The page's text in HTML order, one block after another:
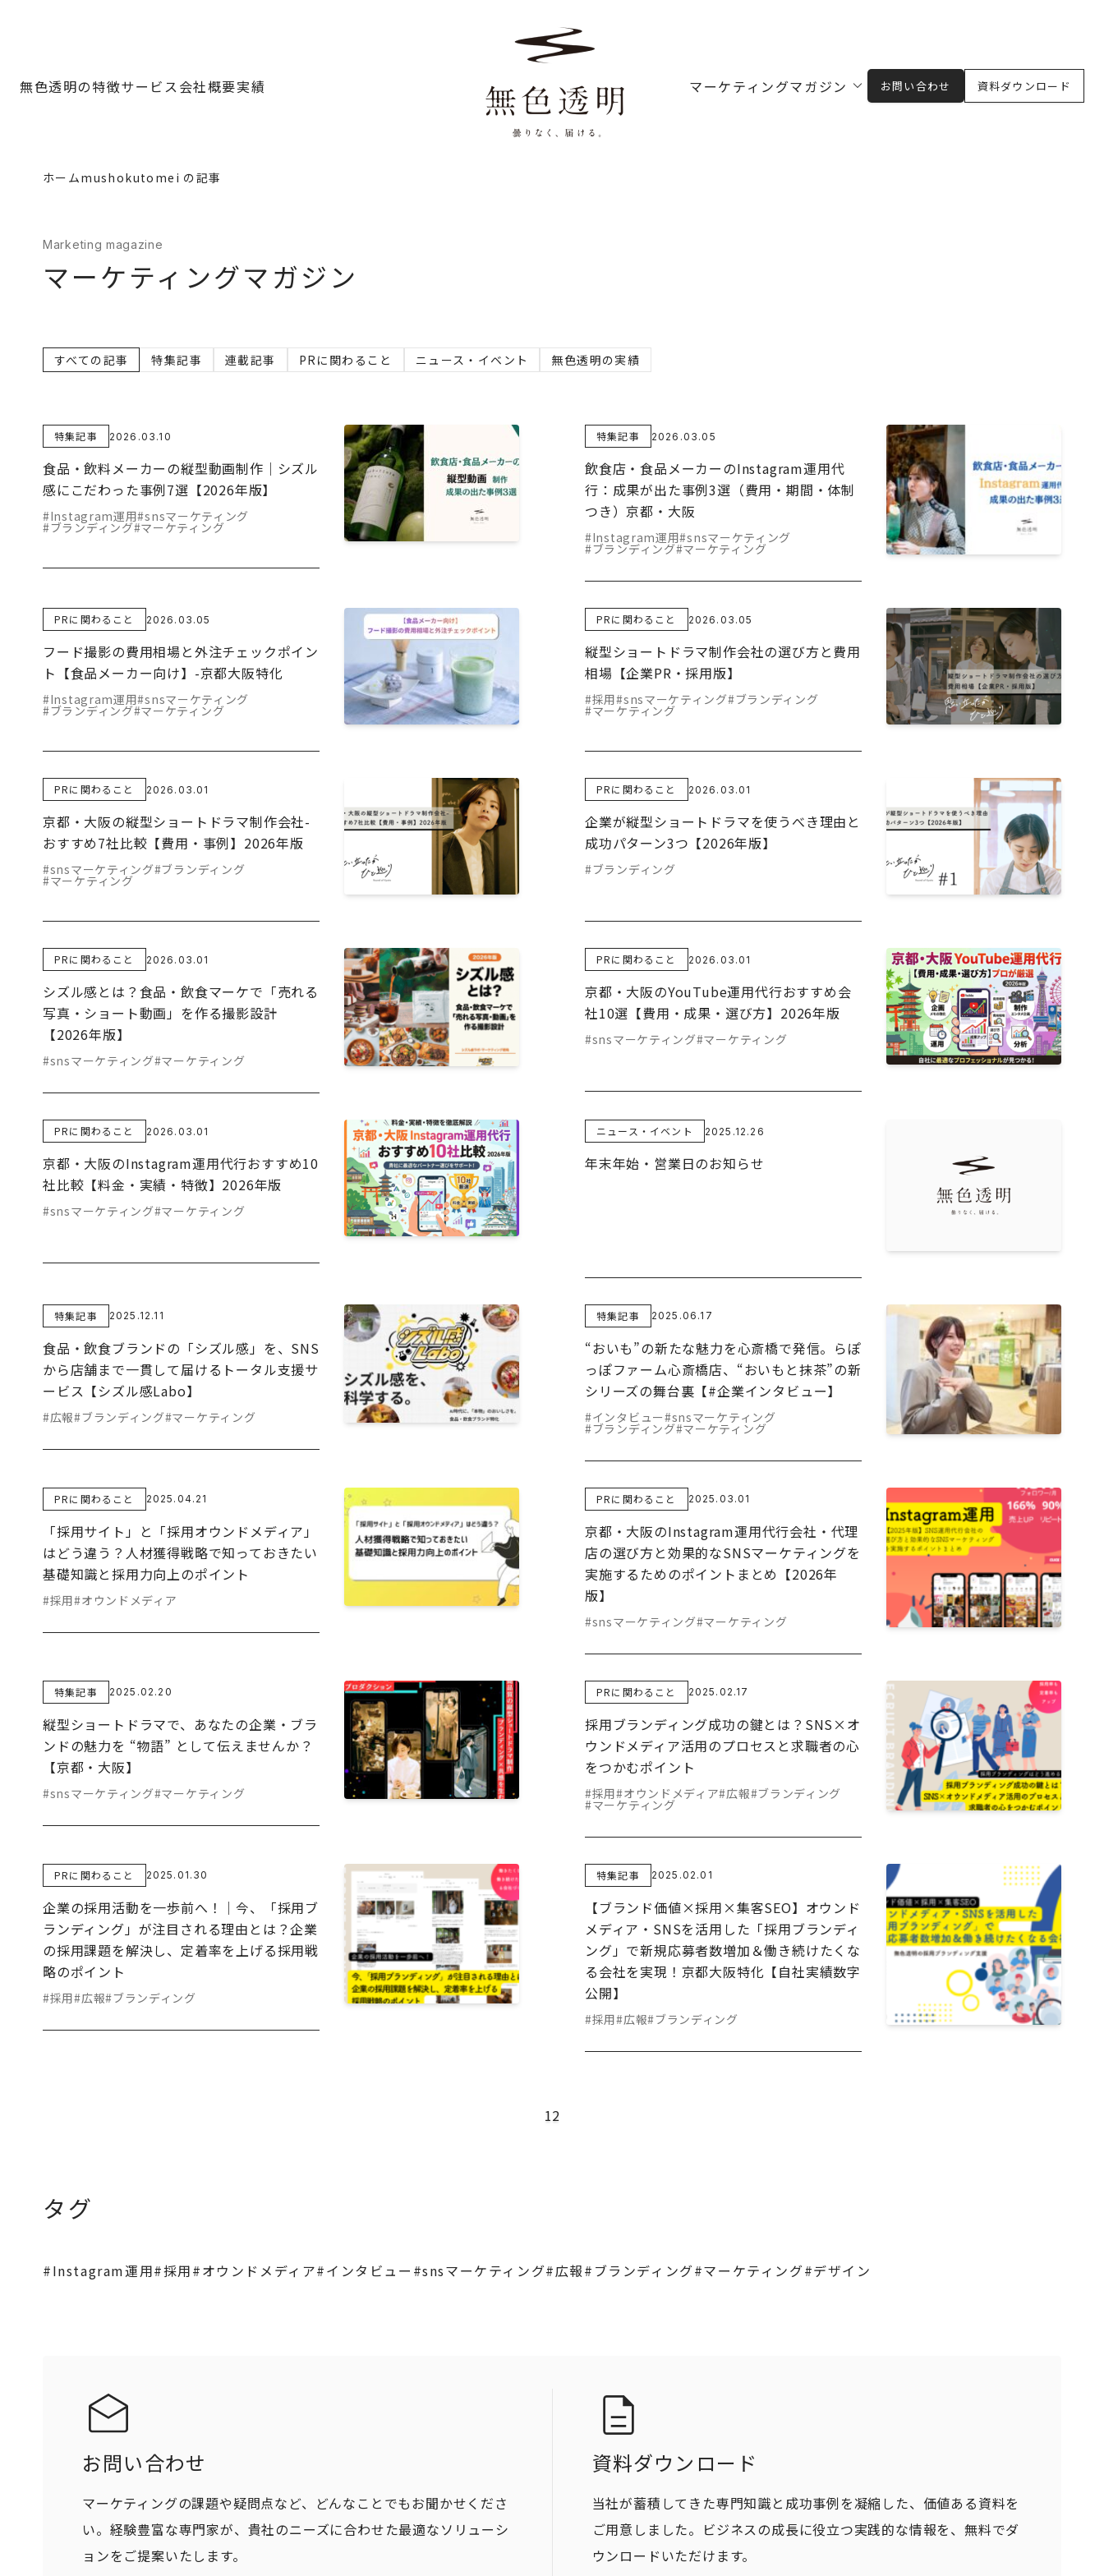
無色透明の特徴サービス 会社概要実績 マーケティングマガジン お問い合わせ 資料ダウンロード
ホームmushokutomei の記事
Marketing magazine
マーケティングマガジン
すべての記事 特集記事 連載記事 PRに関わること ニュース・イベント 無色透明の実績
特集記事 2026.03.10
食品・飲料メーカーの縦型動画制作｜シズル
感にこだわった事例7選【2026年版】
#Instagram運用#snsマーケティング
#ブランディング#マーケティング
特集記事 2026.03.05
飲食店・食品メーカーのInstagram運用代
行：成果が出た事例3選（費用・期間・体制
つき）京都・大阪
#Instagram運用#snsマーケティング
#ブランディング#マーケティング
PRに関わること 2026.03.05
フード撮影の費用相場と外注チェックポイン
ト【食品メーカー向け】-京都大阪特化
#Instagram運用#snsマーケティング
#ブランディング#マーケティング
PRに関わること 2026.03.05
縦型ショートドラマ制作会社の選び方と費用
相場【企業PR・採用版】
#採用#snsマーケティング#ブランディング
#マーケティング
PRに関わること 2026.03.01
京都・大阪の縦型ショートドラマ制作会社-
おすすめ7社比較【費用・事例】2026年版
#snsマーケティング#ブランディング
#マーケティング
PRに関わること 2026.03.01
企業が縦型ショートドラマを使うべき理由と
成功パターン3つ【2026年版】
#ブランディング
PRに関わること 2026.03.01
シズル感とは？食品・飲食マーケで「売れる
写真・ショート動画」を作る撮影設計
【2026年版】
#snsマーケティング#マーケティング
PRに関わること 2026.03.01
京都・大阪のYouTube運用代行おすすめ会
社10選【費用・成果・選び方】2026年版
#snsマーケティング#マーケティング
PRに関わること 2026.03.01
京都・大阪のInstagram運用代行おすすめ10
社比較【料金・実績・特徴】2026年版
#snsマーケティング#マーケティング
ニュース・イベント 2025.12.26
年末年始・営業日のお知らせ
特集記事 2025.12.11
食品・飲食ブランドの「シズル感」を、SNS
から店舗まで一貫して届けるトータル支援サ
ービス【シズル感Labo】
#広報#ブランディング#マーケティング
特集記事 2025.06.17
“おいも”の新たな魅力を心斎橋で発信。らぽ
っぽファーム心斎橋店、“おいもと抹茶”の新
シリーズの舞台裏【#企業インタビュー】
#インタビュー#snsマーケティング
#ブランディング#マーケティング
PRに関わること 2025.04.21
「採用サイト」と「採用オウンドメディア」
はどう違う？人材獲得戦略で知っておきたい
基礎知識と採用力向上のポイント
#採用#オウンドメディア
PRに関わること 2025.03.01
京都・大阪のInstagram運用代行会社・代理
店の選び方と効果的なSNSマーケティングを
実施するためのポイントまとめ【2026年
版】
#snsマーケティング#マーケティング
特集記事 2025.02.20
縦型ショートドラマで、あなたの企業・ブラ
ンドの魅力を “物語” として伝えませんか？
【京都・大阪】
#snsマーケティング#マーケティング
PRに関わること 2025.02.17
採用ブランディング成功の鍵とは？SNS×オ
ウンドメディア活用のプロセスと求職者の心
をつかむポイント
#採用#オウンドメディア#広報#ブランディング
#マーケティング
PRに関わること 2025.01.30
企業の採用活動を一歩前へ！｜今、「採用ブ
ランディング」が注目される理由とは？企業
の採用課題を解決し、定着率を上げる採用戦
略のポイント
#採用#広報#ブランディング
特集記事 2025.02.01
【ブランド価値×採用×集客SEO】オウンド
メディア・SNSを活用した「採用ブランディ
ング」で新規応募者数増加＆​働き続けたくな
る​会社を実現！京都大阪特化【自社実績数字
公開】
#採用#広報#ブランディング
12次のページへ
タグ
#Instagram運用#採用#オウンドメディア#インタビュー #snsマーケティング#広報#ブランディング#マーケティング#デザイン
お問い合わせ
マーケティングの課題や疑問点など、どんなことでもお聞かせくださ
い。経験豊富な専門家が、貴社のニーズに合わせた最適なソリューシ
ョンをご提案いたします。
資料ダウンロード
当社が蓄積してきた専門知識と成功事例を凝縮した、価値ある資料を
ご用意しました。ビジネスの成長に役立つ実践的な情報を、無料でダ
ウンロードいただけます。